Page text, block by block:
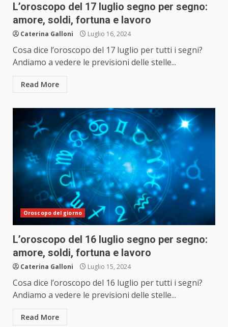
L’oroscopo del 17 luglio segno per segno:
amore, soldi, fortuna e lavoro
Caterina Galloni Luglio 16, 2024
Cosa dice l’oroscopo del 17 luglio per tutti i segni?
Andiamo a vedere le previsioni delle stelle...
Read More
Oroscopo del giorno
L’oroscopo del 16 luglio segno per segno:
amore, soldi, fortuna e lavoro
Caterina Galloni Luglio 15, 2024
Cosa dice l’oroscopo del 16 luglio per tutti i segni?
Andiamo a vedere le previsioni delle stelle...
Read More